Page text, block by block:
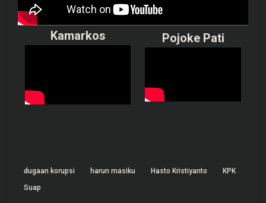
Kamarkos Pojoke Pati
dugaan korupsi harun masiku Hasto Kristiyanto
KPK
Suap